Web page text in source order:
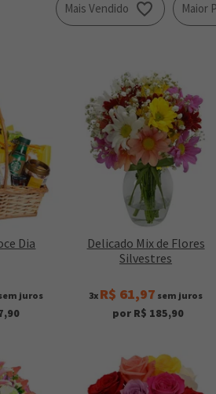
Maior
Mais Vendido
Dia
juros
Delicado Mix de Flores
Silvestres
3x R$ 61,97 sem juros
por R$ 185,90